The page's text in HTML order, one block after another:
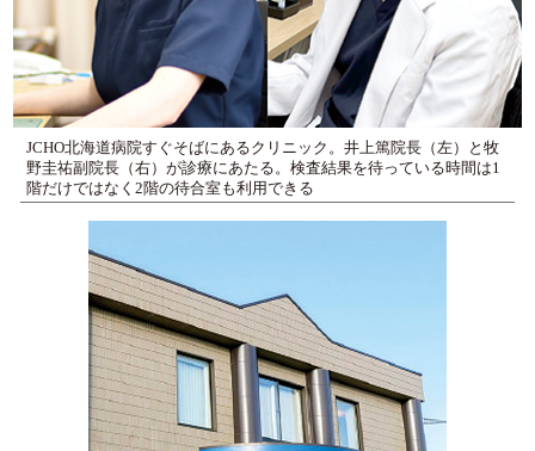
JCHO北海道病院すぐそばにあるクリニック。井上篤院長（左）と牧
野圭祐副院長（右）が診療にあたる。検査結果を待っている時間は1
階だけではなく2階の待合室も利用できる